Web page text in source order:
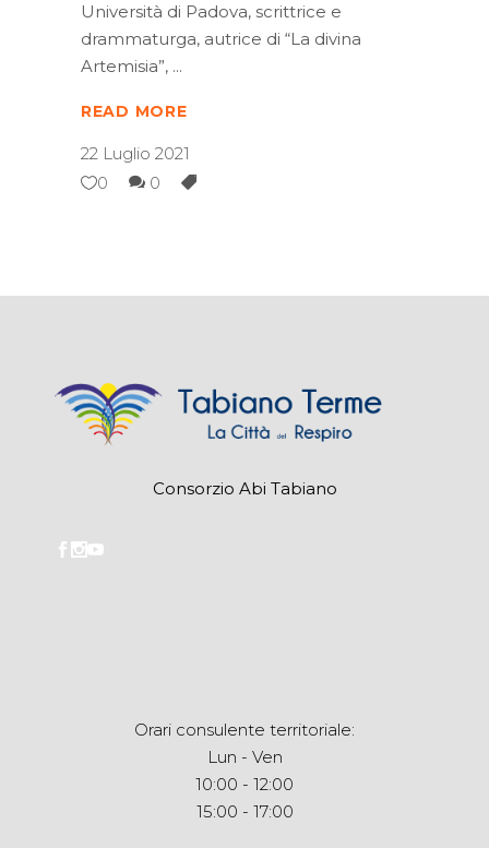
Università di Padova, scrittrice e
drammaturga, autrice di “La divina
Artemisia”,
READ MORE
22 Luglio 2021
0
0
Consorzio Abi Tabiano
Orari consulente territoriale:
Lun - Ven
10:00 - 12:00
15:00 - 17:00